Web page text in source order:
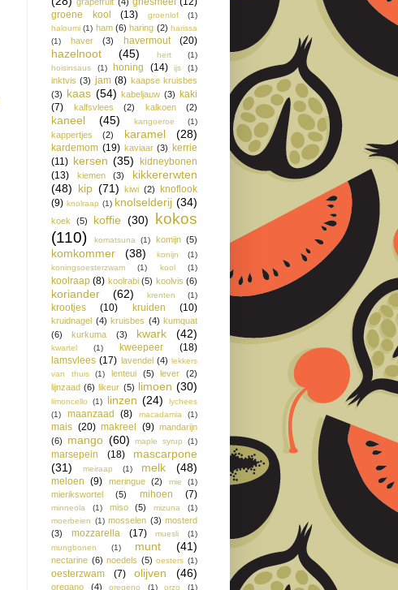
groene kool
(13) groenlof
(1)
haloumi (1) ham (6) haring (2) harissa
(1)
haver (3) havermout (20)
hazelnoot (45) hert
(1)
hoisinsaus
(1) honing (14) ijs (1)
inktvis (3) jam (8) kaapse kruisbes
(3) kaas (54) kabeljauw (3) kaki
(7)
kalfsvlees (2) kalkoen (2)
kaneel (45) kangoeroe (1)
kappertjes (2) karamel (28)
kardemom (19) kaviaar (3) kerrie
(11) kersen (35) kidneybonen
(13)
kiemen (3)
kikkererwten
(48) kip (71) kiwi (2) knoflook
(9) knolraap (1) knolselderij (34)
koek (5) koffie (30)
kokos
(110)
komatsuna (1) komijn (5)
komkommer (38) konijn
(1)
koningsoesterzwam
(1) kool (1)
koolraap (8) koolrabi (5) koolvis (6)
koriander (62) krenten (1)
krootjes (10) kruiden (10)
kruidnagel (4) kruisbes (4) kumquat
(6)
kurkuma (3) kwark (42)
kwartel (1) kweepeer
(18)
lamsvlees (17) lavendel (4) lekkers
van thuis
(1) lenteui (5) lever
(2)
lijnzaad (6) likeur (5) limoen (30)
limoncello (1) linzen (24)
lychees
(1)
maanzaad (8) macadamia (1)
mais (20) makreel (9) mandarijn
(6)
mango (60) maple syrup (1)
marsepein (18)
mascarpone
(31)
meiraap (1) melk (48)
meloen (9) meringue (2) mie (1)
mierikswortel (5) mihoen (7)
minneola (1) miso (5) mizuna
(1)
moerbeien (1) mosselen (3) mosterd
(3)
mozzarella (17) muesli
(1)
mungbonen
(1) munt (41)
nectarine (6) noedels (5) oesters (1)
oesterzwam (7) olijven (46)
oregano (4) oregeno (1) orzo (1)